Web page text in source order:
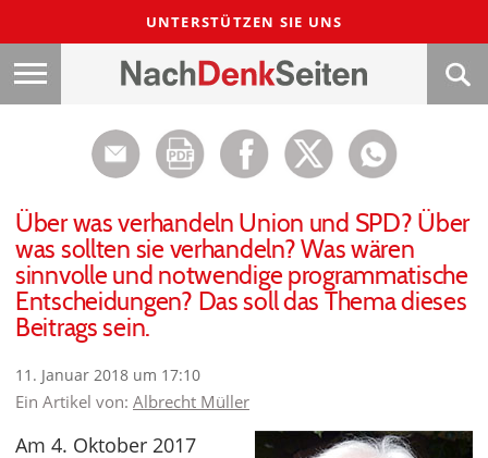
UNTERSTÜTZEN SIE UNS
Über was verhandeln Union und SPD? Über
was sollten sie verhandeln? Was wären
sinnvolle und notwendige programmatische
Entscheidungen? Das soll das Thema dieses
Beitrags sein.
11. Januar 2018 um 17:10
Ein Artikel von: Albrecht Müller
Am 4. Oktober 2017